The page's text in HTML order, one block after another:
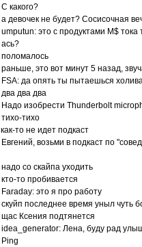
С какого?
а девочек не будет? Сосисочная
umputun: это с продуктами M$ тока
ась?
поломалось
раньше, это вот минут 5 назад,
FSA: да опять ты пытаешься
два два два
Надо изобрести Thunderbolt
тихо-тихо
как-то не идет подкаст
Евгений, возьми в подкаст по
надо со скайпа уходить
кто-то пробивается
Faraday: это я про работу
скуйп последнее время уныл чуть
щас Ксения подтянется
idea_generator: Лена, буду рад
Ping